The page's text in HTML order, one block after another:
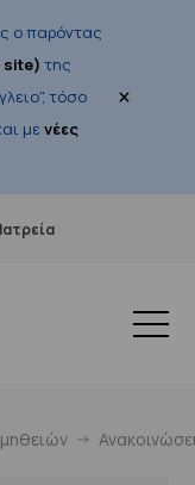
ο παρόντας
site) της
τόσο
μενέες
×